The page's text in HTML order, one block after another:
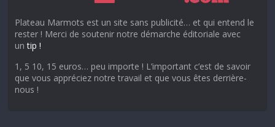
Plateau Marmots est un site sans publicité… et qui entend le
rester ! Merci de soutenir notre démarche éditoriale avec
untip !
1, 5 10, 15 euros… peu importe ! L’important c’est de savoir
que vous appréciez notre travail et que vous êtes derrière-
nous !